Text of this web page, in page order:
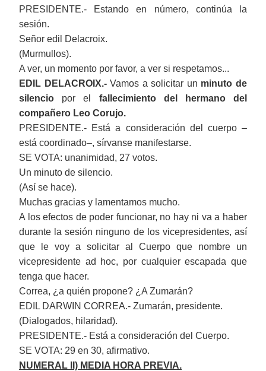
PRESIDENTE.- Estando en número, continúa la
sesión.
Señor edil Delacroix.
(Murmullos).
A ver, un momento por favor, a ver si respetamos...
EDIL DELACROIX.-Vamos a solicitar un minuto de
silencio por el fallecimiento del hermano del
compañero Leo Corujo.
PRESIDENTE.- Está a consideración del cuerpo ‒
está coordinado‒, sírvanse manifestarse.
SE VOTA: unanimidad, 27 votos.
Un minuto de silencio.
(Así se hace).
Muchas gracias y lamentamos mucho.
A los efectos de poder funcionar, no hay ni va a haber
durante la sesión ninguno de los vicepresidentes, así
que le voy a solicitar al Cuerpo que nombre un
vicepresidente ad hoc, por cualquier escapada que
tenga que hacer.
Correa, ¿a quién propone? ¿A Zumarán?
EDIL DARWIN CORREA.- Zumarán, presidente.
(Dialogados, hilaridad).
PRESIDENTE.- Está a consideración del Cuerpo.
SE VOTA: 29 en 30, afirmativo.
NUMERAL II) MEDIA HORA PREVIA.